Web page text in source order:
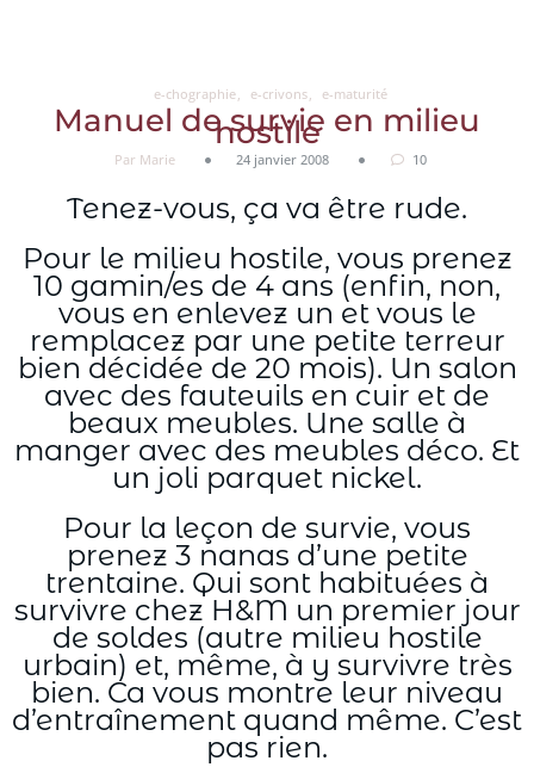
e-chographie e-crivons e-maturité
Manuel de survie en milieu
hostile
Par Marie 24 janvier 2008 10
Tenez-vous, ça va être rude.
Pour le milieu hostile, vous prenez
10 gamin/es de 4 ans (enfin, non,
vous en enlevez un et vous le
remplacez par une petite terreur
bien décidée de 20 mois). Un salon
avec des fauteuils en cuir et de
beaux meubles. Une salle à
manger avec des meubles déco. Et
un joli parquet nickel.
Pour la leçon de survie, vous
prenez 3 nanas d’une petite
trentaine. Qui sont habituées à
survivre chez H&M un premier jour
de soldes (autre milieu hostile
urbain) et, même, à y survivre très
bien. Ca vous montre leur niveau
d’entraînement quand même. C’est
pas rien.